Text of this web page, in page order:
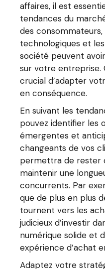
affaires, il est
tendances du
des consommateurs,
technologiques et
société peuvent
sur votre entreprise.
crucial d’adapter
en conséquence.
En suivant les
pouvez identifier les
émergentes et
changeants de vos
permettra de rester
maintenir une
concurrents. Par
que de plus en plus
tournent vers les
judicieux d’investir
numérique solide et
expérience d’achat
Adaptez votre